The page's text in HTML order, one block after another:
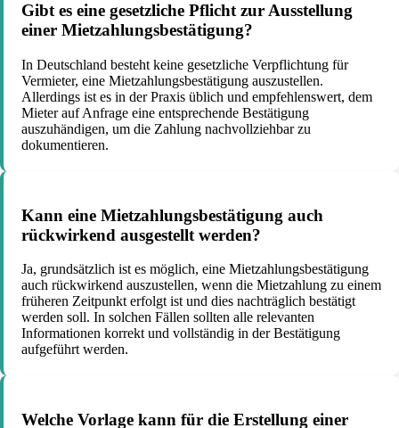
Gibt es eine gesetzliche Pflicht zur Ausstellung
einer Mietzahlungsbestätigung?
In Deutschland besteht keine gesetzliche Verpflichtung für
Vermieter, eine Mietzahlungsbestätigung auszustellen.
Allerdings ist es in der Praxis üblich und empfehlenswert, dem
Mieter auf Anfrage eine entsprechende Bestätigung
auszuhändigen, um die Zahlung nachvollziehbar zu
dokumentieren.
Kann eine Mietzahlungsbestätigung auch
rückwirkend ausgestellt werden?
Ja, grundsätzlich ist es möglich, eine Mietzahlungsbestätigung
auch rückwirkend auszustellen, wenn die Mietzahlung zu einem
früheren Zeitpunkt erfolgt ist und dies nachträglich bestätigt
werden soll. In solchen Fällen sollten alle relevanten
Informationen korrekt und vollständig in der Bestätigung
aufgeführt werden.
Welche Vorlage kann für die Erstellung einer